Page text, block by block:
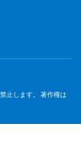
止します。 著作権は